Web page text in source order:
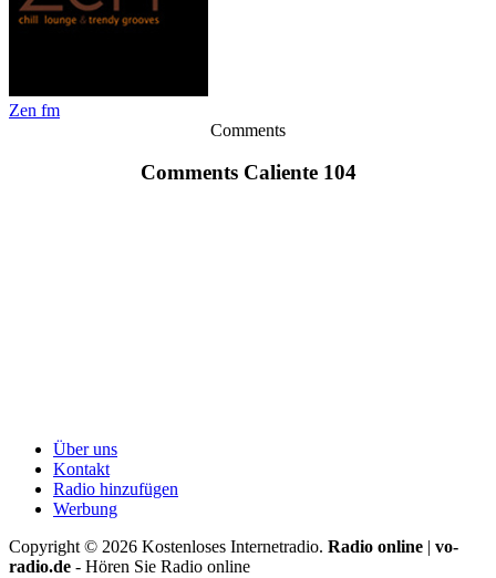
Zen fm
Comments
Comments Caliente 104
Über uns
Kontakt
Radio hinzufügen
Werbung
Copyright © 2026 Kostenloses Internetradio. Radio online | vo-
radio.de - Hören Sie Radio online